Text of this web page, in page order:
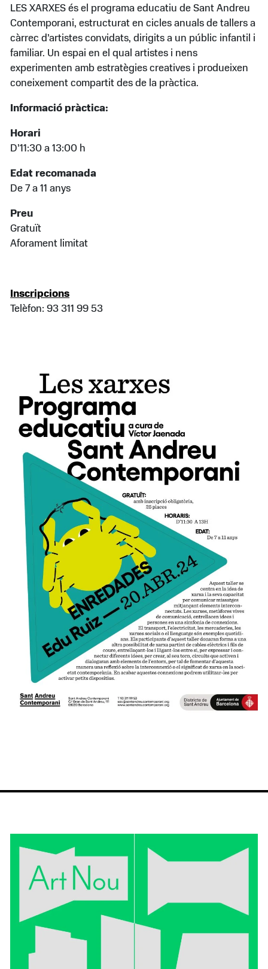
LES XARXES és el programa educatiu de Sant Andreu
Contemporani, estructurat en cicles anuals de tallers a
càrrec d’artistes convidats, dirigits a un públic infantil i
familiar. Un espai en el qual artistes i nens
experimenten amb estratègies creatives i produeixen
coneixement compartit des de la pràctica.
Informació pràctica:
Horari
D’11:30 a 13:00 h
Edat recomanada
De 7 a 11 anys
Preu
Gratuït
Aforament limitat
Inscripcions
Telèfon: 93 311 99 53